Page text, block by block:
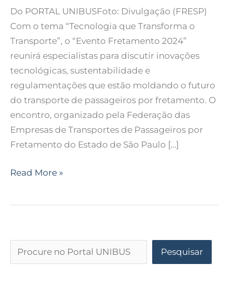
Do PORTAL UNIBUSFoto: Divulgação (FRESP)
Com o tema “Tecnologia que Transforma o
Transporte”, o “Evento Fretamento 2024”
reunirá especialistas para discutir inovações
tecnológicas, sustentabilidade e
regulamentações que estão moldando o futuro
do transporte de passageiros por fretamento. O
encontro, organizado pela Federação das
Empresas de Transportes de Passageiros por
Fretamento do Estado de São Paulo […]
Read More »
Pesquisar